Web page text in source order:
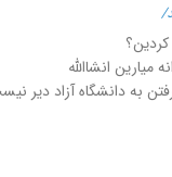
میارین انشاالله
به دانشگاه آزاد دیر